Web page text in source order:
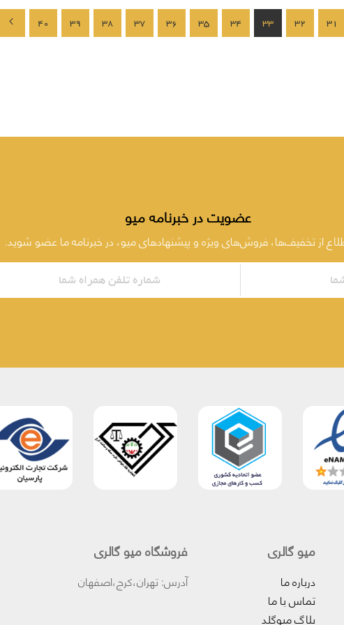
31
32
33
34
35
36
37
38
39
40
عضویت در خبرنامه میو
از تخفیف‌ها، فروش‌های ویژه و پیشنهادهای میو، در خبرنامه ما عضو شوید.
میو گالری
درباره ما
تماس با ما
بلاگ میوگلد
فروشگاه میو گالری
آدرس: تهران،کرج،اصفهان